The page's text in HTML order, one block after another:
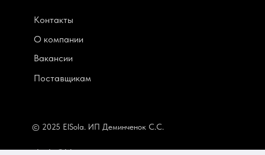
elsola@bk.ru
Контакты
© 2025 ElSola. ИП Деминченок С.С.
Поставщикам
Вакансии
О компании